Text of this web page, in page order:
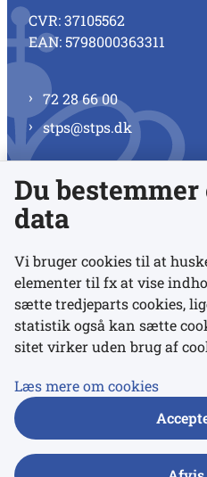
CVR: 37105562
EAN: 5798000363311
72 28 66 00
stps@stps.dk
Se alle kontaktnumre
Links
Udgivelser
Du
data
Vi bruger cookies til at
elementer til fx at vise
sætte tredjeparts cookies,
statistik også kan sætte
sitet virker uden brug af
Læs mere om cookies